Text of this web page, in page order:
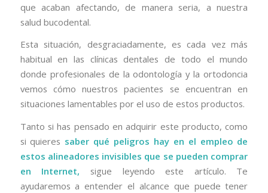
que acaban afectando, de manera seria, a nuestra
salud bucodental.
Esta situación, desgraciadamente, es cada vez más
habitual en las clínicas dentales de todo el mundo
donde profesionales de la odontología y la ortodoncia
vemos cómo nuestros pacientes se encuentran en
situaciones lamentables por el uso de estos productos.
Tanto si has pensado en adquirir este producto, como
si quieres saber qué peligros hay en el empleo de
estos alineadores invisibles que se pueden comprar
en Internet, sigue leyendo este artículo. Te
ayudaremos a entender el alcance que puede tener